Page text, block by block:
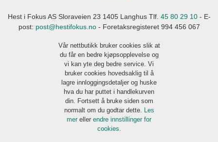
Hest i Fokus AS Sloraveien 23 1405 Langhus Tlf. 45 80 29 10- E-
post: post@hestifokus.no- Foretaksregisteret 994 456 067
Vår nettbutikk bruker cookies slik at
du får en bedre kjøpsopplevelse og
vi kan yte deg bedre service. Vi
bruker cookies hovedsaklig til å
lagre innloggingsdetaljer og huske
hva du har puttet i handlekurven
din. Fortsett å bruke siden som
normalt om du godtar dette. Les
mer eller endre innstillinger for
cookies.